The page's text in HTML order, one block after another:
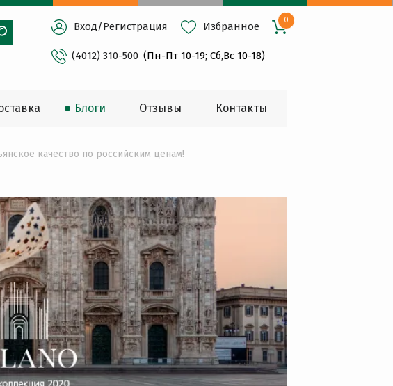
Вход/Регистрация Избранное
0
(4012) 310-500 (Пн-Пт 10-19; Сб,Вс 10-18)
Блоги Oтзывы Контакты
качество по российским ценам!